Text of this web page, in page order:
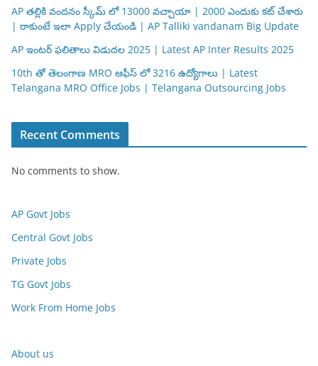
AP తల్లికి వందనం స్కీమ్ లో 13000 వచ్చాయా | 2000 ఎందుకు కట్ చేశారు
| రాకుంటే ఇలా Apply చేయండి | AP Talliki vandanam Big Update
AP ఇంటర్ ఫలితాలు విడుదల 2025 | Latest AP Inter Results 2025
10th తో తెలంగాణ MRO ఆఫీస్ లో 3216 ఉద్యోగాలు | Latest
Telangana MRO Office Jobs | Telangana Outsourcing Jobs
Recent Comments
No comments to show.
AP Govt Jobs
Central Govt Jobs
Private Jobs
TG Govt Jobs
Work From Home Jobs
About us